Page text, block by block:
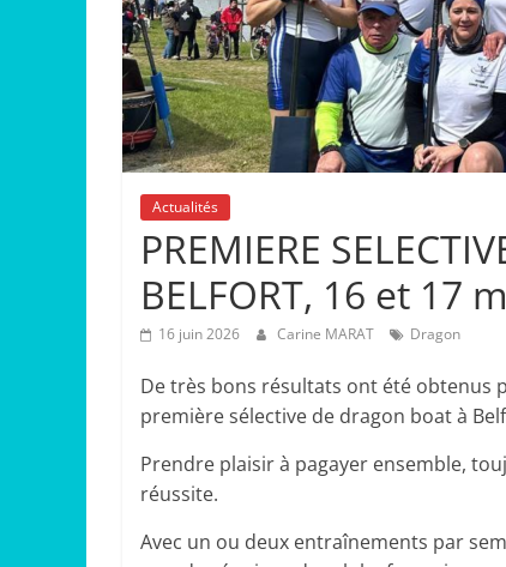
Actualités
PREMIERE
BELFORT, 16 et 17
16 juin 2026 Carine MARAT Dragon
De très bons résultats ont été obtenus
première sélective de dragon boat à
Prendre plaisir à pagayer ensemble,
réussite.
Avec un ou deux entraînements par